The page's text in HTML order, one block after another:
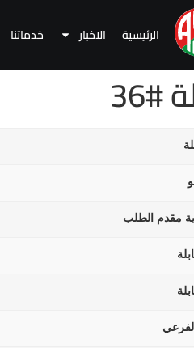
الرئيسية الاخبار خدماتنا
#36
مقدم الطلب